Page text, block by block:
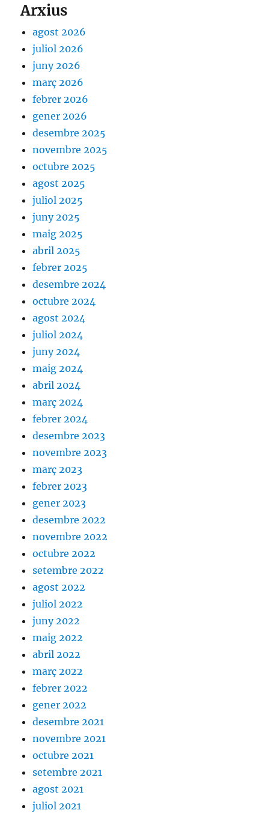
Arxius
agost 2026
juliol 2026
juny 2026
març 2026
febrer 2026
gener 2026
desembre 2025
novembre 2025
octubre 2025
agost 2025
juliol 2025
juny 2025
maig 2025
abril 2025
febrer 2025
desembre 2024
octubre 2024
agost 2024
juliol 2024
juny 2024
maig 2024
abril 2024
març 2024
febrer 2024
desembre 2023
novembre 2023
març 2023
febrer 2023
gener 2023
desembre 2022
novembre 2022
octubre 2022
setembre 2022
agost 2022
juliol 2022
juny 2022
maig 2022
abril 2022
març 2022
febrer 2022
gener 2022
desembre 2021
novembre 2021
octubre 2021
setembre 2021
agost 2021
juliol 2021